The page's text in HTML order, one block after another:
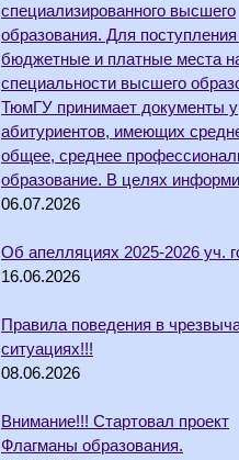
специализированного высшего
образования. Для
бюджетные и платные места
специальности высшего
ТюмГУ принимает документы у
абитуриентов, имеющих
общее, среднее
образование. В целях
06.07.2026
Об апелляциях 2025-2026 уч.
16.06.2026
Правила поведения в
ситуациях!!!
08.06.2026
Внимание!!! Стартовал проект
Флагманы образования.